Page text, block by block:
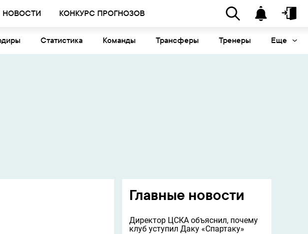
НОВОСТИ КОНКУРС ПРОГНОЗОВ
Статистика Команды Трансферы Тренеры Еще
Главные новости
Директор ЦСКА объяснил, почему
клуб уступил Даку «Спартаку»